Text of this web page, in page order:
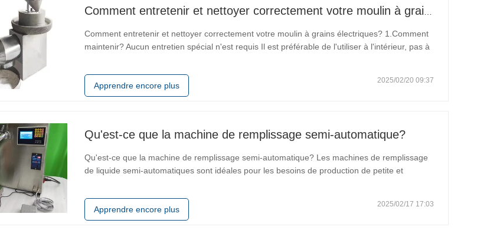
Comment entretenir et nettoyer correctement votre moulin à grains électriques? 1.Comment
maintenir? Aucun entretien spécial n'est requis Il est préférable de l'utiliser à l'intérieur, pas à
fortement
Apprendre encore plus
2025/02/20 09:37
Qu'est-ce que la machine de remplissage semi-automatique?
Qu'est-ce que la machine de remplissage semi-automatique? Les machines de remplissage
de liquide semi-automatiques sont idéales pour les besoins de production de petite et
remplissage de presque tous les liquides, des
Apprendre encore plus
2025/02/17 17:03